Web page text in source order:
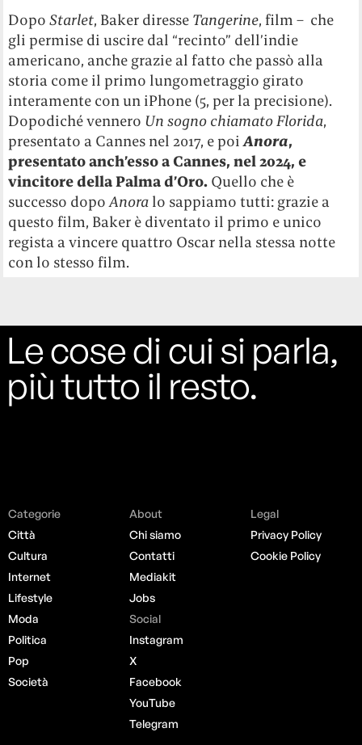
DopoStarlet, Baker diresse Tangerine, film – che
gli permise di uscire dal “recinto” dell’indie
americano, anche grazie al fatto che passò alla
storia come il primo lungometraggio girato
interamente con un iPhone (5, per la precisione).
Dopodiché vennero Un sogno chiamato Florida,
presentato a Cannes nel 2017, e poi Anora,
presentato anch’esso a Cannes, nel 2024, e
vincitore della Palma d’Oro. Quello che è
successo dopoAnora lo sappiamo tutti: grazie a
questo film, Baker è diventato il primo e unico
regista a vincere quattro Oscar nella stessa notte
con lo stesso film.
Le cose di cui si parla,
più tutto il resto.
Categorie
Città
Cultura
Internet
Lifestyle
Moda
Politica
Pop
Società
About
Chi siamo
Contatti
Mediakit
Jobs
Social
Instagram
X
Facebook
YouTube
Telegram
Legal
Privacy Policy
Cookie Policy